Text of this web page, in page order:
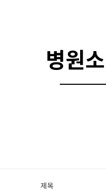
병원
제목